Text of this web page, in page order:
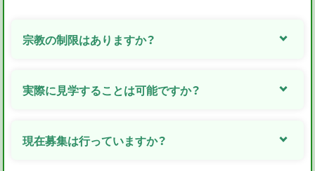
宗教の制限はありますか？
実際に見学することは可能ですか？
現在募集は行っていますか？